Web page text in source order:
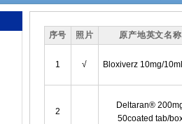
序号 照片 原产地英文名称
1 √ Bloxiverz 10mg/
2
Deltaran®
50coated tab/